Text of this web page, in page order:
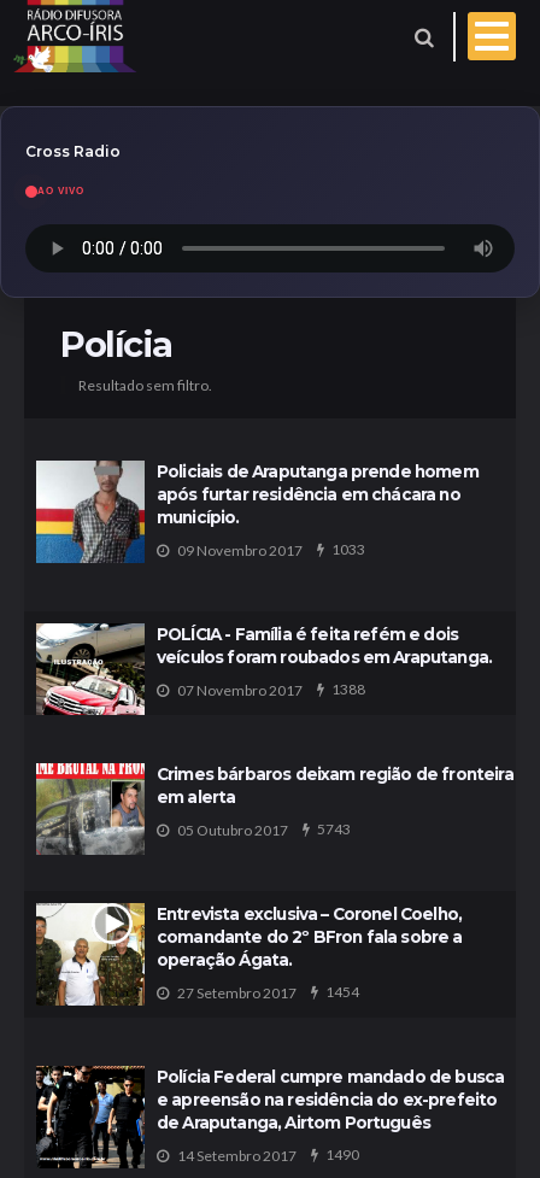
Esporte
Polícia
Coberturas
Paróquia
Cross Radio
AO VIVO
Polícia
Resultado sem filtro.
Policiais de Araputanga prende homem
após furtar residência em chácara no
município.
09 Novembro 2017 1033
POLÍCIA - Família é feita refém e dois
veículos foram roubados em Araputanga.
07 Novembro 2017 1388
Crimes bárbaros deixam região de fronteira
em alerta
05 Outubro 2017 5743
Entrevista exclusiva – Coronel Coelho,
comandante do 2º BFron fala sobre a
operação Ágata.
27 Setembro 2017 1454
Polícia Federal cumpre mandado de busca
e apreensão na residência do ex-prefeito
de Araputanga, Airtom Português
14 Setembro 2017 1490